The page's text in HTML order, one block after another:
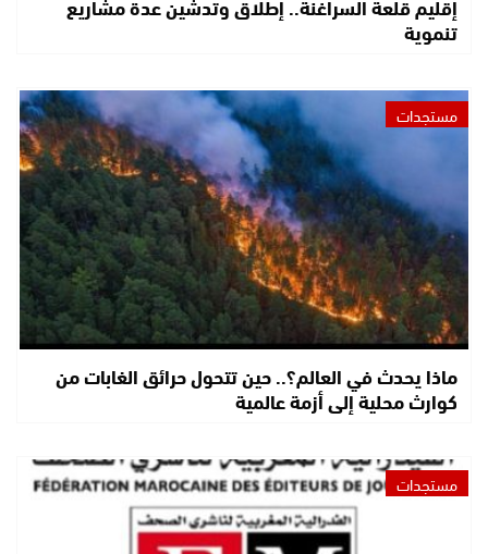
تنموية
مستجدات
ماذا يحدث في العالم؟.. حين تتحول حرائق الغابات من
كوارث محلية إلى أزمة عالمية
مستجدات